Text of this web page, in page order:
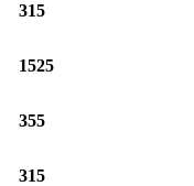
315
1525
355
315